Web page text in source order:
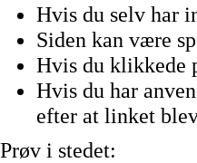
Hvis du selv har
Siden kan være
Hvis du klikkede
Hvis du har
efter at linket
Prøv i stedet: